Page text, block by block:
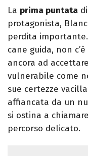
La prima puntata di
protagonista,
perdita importante.
cane guida, non
ancora ad
vulnerabile come
sue certezze
affiancata da un
si ostina a
percorso delicato.